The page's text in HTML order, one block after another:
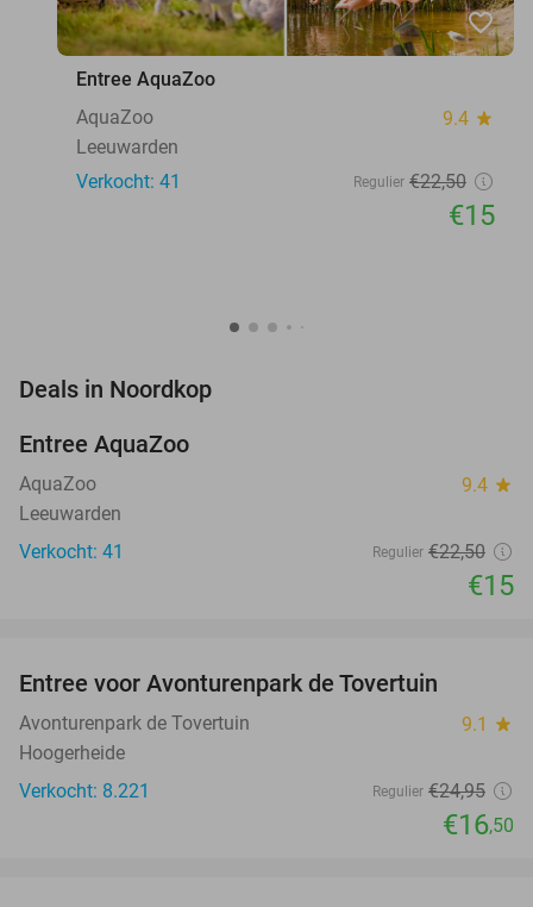
favorite_border
Entree AquaZoo
AquaZoo
9.4 star
Leeuwarden
Verkocht: 41
Regulier €22,50
€15
Deals in Noordkop
TODAY
Entree AquaZoo
AquaZoo 9.4 star
Leeuwarden
Verkocht: 41
Regulier €22,50
€15
TODAY
Entree voor Avonturenpark de Tovertuin
Avonturenpark de Tovertuin 9.1 star
Hoogerheide
Verkocht: 8.221
Regulier €24,95
€16,50